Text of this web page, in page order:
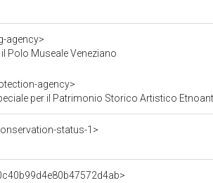
agency>
Polo Museale Veneziano
agency>
Artistico Etnoantropologico e per il Polo Museale della
status-1>